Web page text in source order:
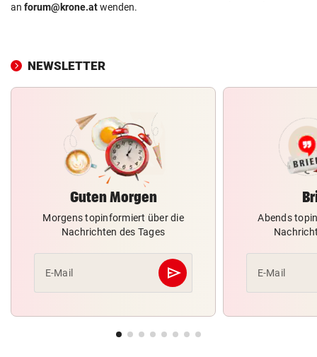
an forum@krone.atwenden.
NEWSLETTER
Guten Morgen
Morgens topinformiert über die
Nachrichten des Tages
E-Mail send
Abschicken
Abends
E-Mail